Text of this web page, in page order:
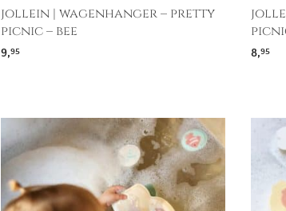
jollein | wagenhanger – pretty
picnic – bee
9,95 8,95